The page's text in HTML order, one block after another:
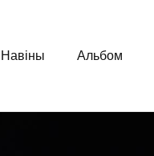
Навіны Альбом